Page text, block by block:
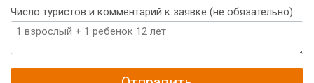
Число туристов и комментарий к заявке (не обязательно)